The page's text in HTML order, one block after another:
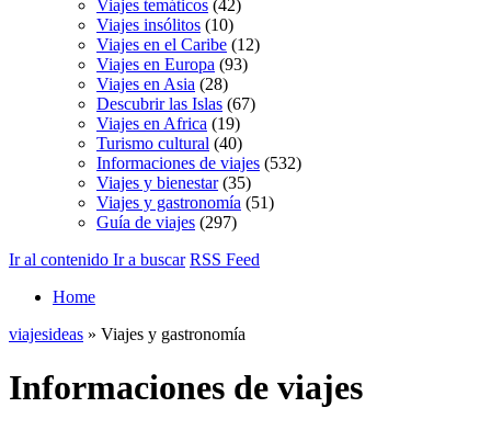
Viajes temáticos (42)
Viajes insólitos (10)
Viajes en el Caribe (12)
Viajes en Europa (93)
Viajes en Asia (28)
Descubrir las Islas (67)
Viajes en Africa (19)
Turismo cultural (40)
Informaciones de viajes (532)
Viajes y bienestar(35)
Viajes y gastronomía (51)
Guía de viajes (297)
Ir al contenido Ir a buscar RSS Feed
Home
viajesideas » Viajes y gastronomía
Informaciones de viajes